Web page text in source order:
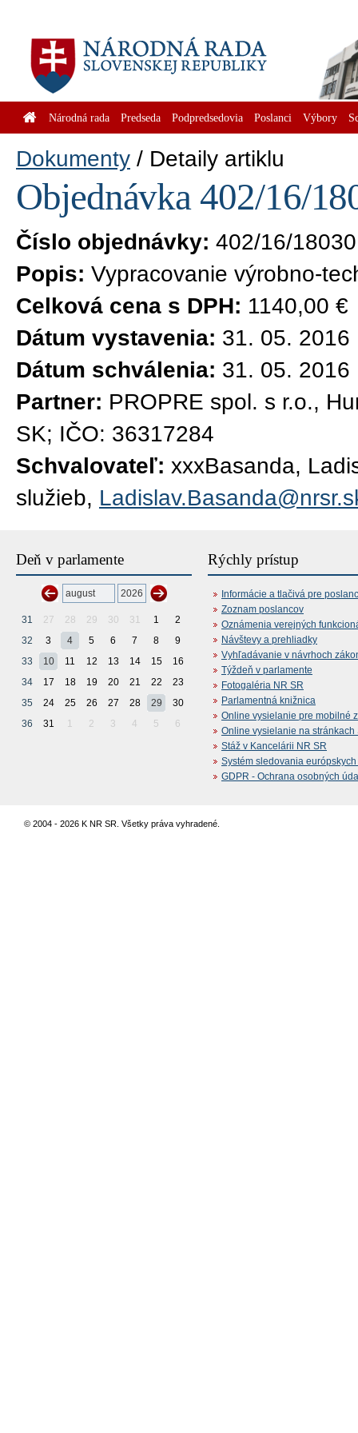
Národná rada Predseda Podpredsedovia Poslanci Výbory
Dokumenty Detaily artiklu
Objednávka 402/16/
Číslo objednávky: 402/16/18030
Popis: Vypracovanie výrobno-
Celková cena s DPH: 1140,00 €
Dátum vystavenia: 31. 05. 2016
Dátum schválenia: 31. 05. 2016
Partner: PROPRE spol. s r.o.,
SK; IČO: 36317284
Schvalovateľ: xxxBasanda,
služieb,
Deň v parlamente
31 27 28 29 30 31 1
2
32
3 4 5 6 7 8
9
33
10 11 12 13 14 15
16
34
17 18 19 20 21 22
23
35
24 25 26 27 28 29
30
36
31 1 2 3 4 5 6
Rýchly prístup
Informácie a tlačivá pre
Zoznam poslancov
Oznámenia verejných
Návštevy a prehliadky
Vyhľadávanie v návrhoch
Týždeň v parlamente
Fotogaléria NR SR
Parlamentná knižnica
Online vysielanie pre mobilné
Online vysielanie na stránkach
Stáž v Kancelárii NR SR
Systém sledovania
GDPR - Ochrana osobných
© 2004 - 2026 K NR SR. Všetky práva vyhradené.